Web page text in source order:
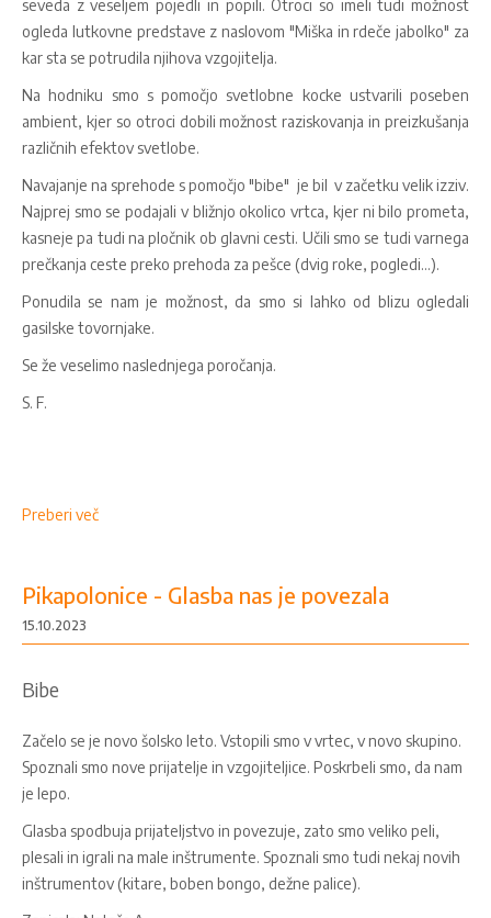
seveda z veseljem pojedli in popili. Otroci so imeli tudi možnost
ogleda lutkovne predstave z naslovom "Miška in rdeče jabolko" za
kar sta se potrudila njihova vzgojitelja.
Na hodniku smo s pomočjo svetlobne kocke ustvarili poseben
ambient, kjer so otroci dobili možnost raziskovanja in preizkušanja
različnih efektov svetlobe.
Navajanje na sprehode s pomočjo "bibe" je bil v začetku velik izziv.
Najprej smo se podajali v bližnjo okolico vrtca, kjer ni bilo prometa,
kasneje pa tudi na pločnik ob glavni cesti. Učili smo se tudi varnega
prečkanja ceste preko prehoda za pešce (dvig roke, pogledi...).
Ponudila se nam je možnost, da smo si lahko od blizu ogledali
gasilske tovornjake.
Se že veselimo naslednjega poročanja.
S. F.
Preberi več
Pikapolonice - Glasba nas je povezala
15.10.2023
Bibe
Začelo se je novo šolsko leto. Vstopili smo v vrtec, v novo skupino.
Spoznali smo nove prijatelje in vzgojiteljice. Poskrbeli smo, da nam
je lepo.
Glasba spodbuja prijateljstvo in povezuje, zato smo veliko peli,
plesali in igrali na male inštrumente. Spoznali smo tudi nekaj novih
inštrumentov (kitare, boben bongo, dežne palice).